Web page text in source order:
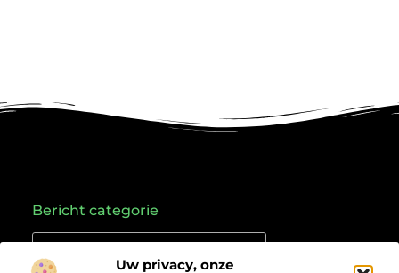
Uw privacy, onze
Bericht categorie